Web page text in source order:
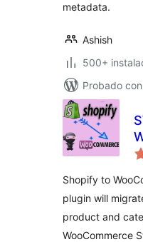
metadata.
Ashish
500+
Probado
Shopify to
plugin will
product and
WooCommerce